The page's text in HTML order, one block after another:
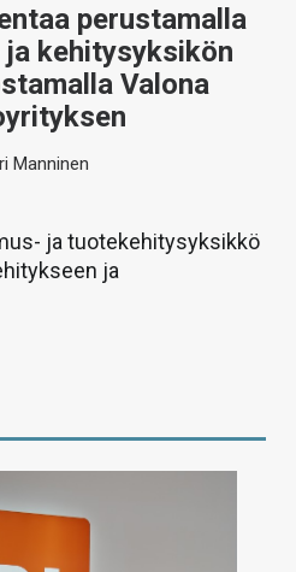
perustamalla
kehitysyksikön
Valona
Manninen
ja tuotekehitysyksikkö
ja